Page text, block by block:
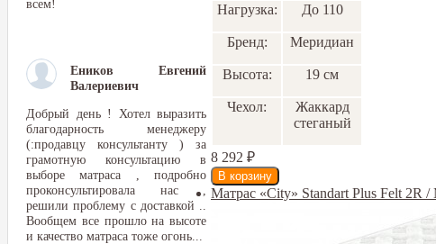
всем!
Еников Евгений
Валериевич
Добрый день ! Хотел выразить
благодарность менеджеру
(:продавцу консультанту ) за
грамотную консультацию в
выборе матраса , подробно
проконсультировала нас ,
решили проблему с доставкой ..
Вообщем все прошло на высоте
и качество матраса тоже огонь...
Нагрузка: До 110
Бренд: Меридиан
Высота: 19 см
Чехол:
Жаккард
стеганый
8 292 ₽
Матрас «City» Standart Plus Felt